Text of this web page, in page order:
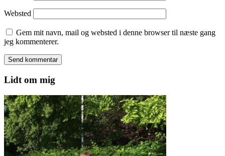
Websted
Gem mit navn, mail og websted i denne browser til næste gang
jeg kommenterer.
Lidt om mig